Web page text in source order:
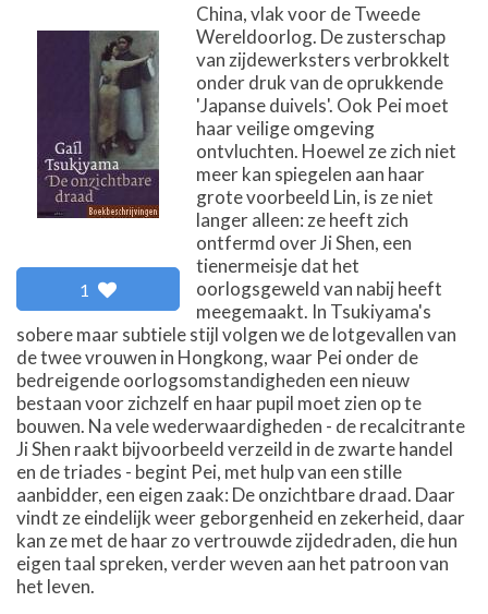
1
China, vlak voor de Tweede
Wereldoorlog. De zusterschap
van zijdewerksters verbrokkelt
onder druk van de oprukkende
'Japanse duivels'. Ook Pei moet
haar veilige omgeving
ontvluchten. Hoewel ze zich niet
meer kan spiegelen aan haar
grote voorbeeld Lin, is ze niet
langer alleen: ze heeft zich
ontfermd over Ji Shen, een
tienermeisje dat het
oorlogsgeweld van nabij heeft
meegemaakt. In Tsukiyama's
sobere maar subtiele stijl volgen we de lotgevallen van
de twee vrouwen in Hongkong, waar Pei onder de
bedreigende oorlogsomstandigheden een nieuw
bestaan voor zichzelf en haar pupil moet zien op te
bouwen. Na vele wederwaardigheden - de recalcitrante
Ji Shen raakt bijvoorbeeld verzeild in de zwarte handel
en de triades - begint Pei, met hulp van een stille
aanbidder, een eigen zaak: De onzichtbare draad. Daar
vindt ze eindelijk weer geborgenheid en zekerheid, daar
kan ze met de haar zo vertrouwde zijdedraden, die hun
eigen taal spreken, verder weven aan het patroon van
het leven.